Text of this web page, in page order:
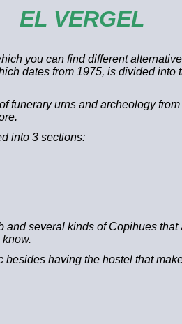
EL VERGEL
you can find different
dates from 1975, is divided into
funerary urns and archeology
into 3 sections:
and several kinds of Copihues
having the hostel that